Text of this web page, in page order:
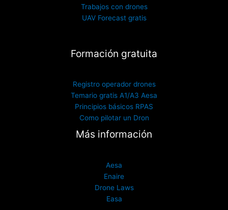
Trabajos con drones
UAV Forecast gratis
Formación gratuita
Registro operador drones
Temario gratis A1/A3 Aesa
Principios básicos RPAS
Como pilotar un Dron
Más información
Aesa
Enaire
Drone Laws
Easa